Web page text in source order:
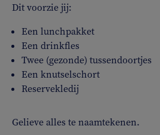
Dit voorzie jij:
Een lunchpakket
Een drinkfles
Twee (gezonde) tussendoortjes
Een knutselschort
Reservekledij
Gelieve alles te naamtekenen.